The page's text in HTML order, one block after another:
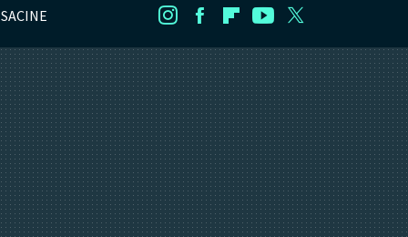
InstagramFacebookFlipboard
Youtube